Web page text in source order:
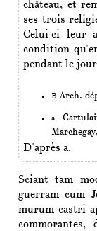
château, et
ses trois
Celui-ci leur
condition
pendant le
B Arch.
a
D'après a.
Sciant tam
guerram cum
murum castri